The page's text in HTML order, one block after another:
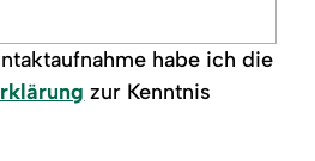
habe ich die
zur Kenntnis